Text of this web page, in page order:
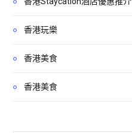
香港玩樂
香港美食
香港美食